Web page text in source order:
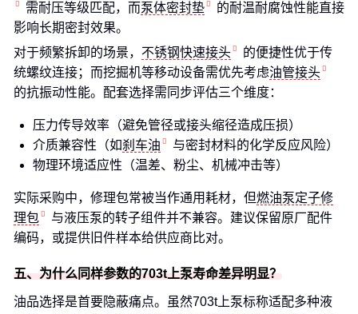
需耐压等级匹配，而泵体密封垫
的耐温耐腐蚀性能直接
影响长期密封效果。
对于频繁拆卸的场景， 不锈钢快速接头
的便捷性优于传
统螺纹连接；而挖掘机等移动设备需优先考虑油管接头
的抗振动性能。配套选择需同步评估三个维度：
压力传导效率（避免管径或接头缩径造成压损）
介质兼容性（如刹车油
与密封材料的化学反应风险）
物理环境适应性（温差、粉尘、机械冲击等）
实际采购中，修理包常被当作通用耗材，但燃油泵定子修
理包
与液压泵的转子组件并不兼容。建议保留原厂配件
编码，或提供旧件样本给供应商比对。
五、为什么同样参数的703t上泵寿命差异明显？
油品选择是首要隐蔽痛点。虽然703t上泵标称适配多种液